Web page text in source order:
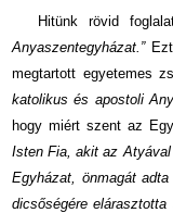
Hitünk rövid
Anyaszentegyházat.”Ezt
megtartott egyetemes
katolikus és apostoli
hogy miért szent az
Isten Fia, akit az
Egyházat, önmagát
dicsőségére